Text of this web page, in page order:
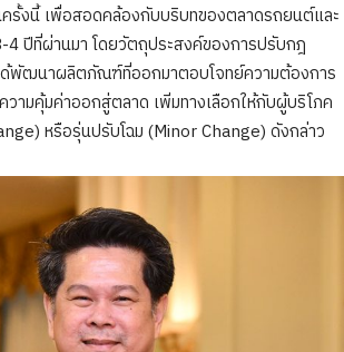
รั้งนี้ เพื่อสอดคล้องกับบริบทของตลาดรถยนต์และ
ปีที่ผ่านมา โดยวัตถุประสงค์ของการปรับกฎ
พัฒนาผลิตภัณฑ์ที่ออกมาตอบโจทย์ความต้องการ
ามคุ้มค่าออกสู่ตลาด เพิ่มทางเลือกให้กับผู้บริโภค
หรือรุ่นปรับโฉม (Minor Change) ดังกล่าว